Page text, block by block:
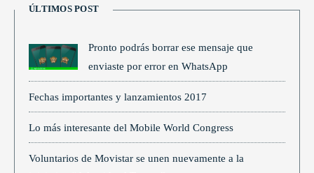
ÚLTIMOS POST
Pronto podrás borrar ese mensaje que
enviaste por error en WhatsApp
Fechas importantes y lanzamientos 2017
Lo más interesante del Mobile World Congress
Voluntarios de Movistar se unen nuevamente a la